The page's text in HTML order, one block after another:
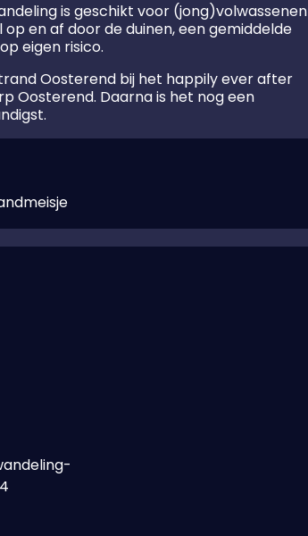
is geschikt voor (jong)volwassenen
en af door de duinen, een gemiddelde
eigen risico.
Oosterend bij het happily ever after
Oosterend. Daarna is het nog een